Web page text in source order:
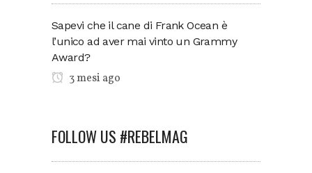
Sapevi che il cane di Frank Ocean è
l’unico ad aver mai vinto un Grammy
Award?
3 mesi ago
FOLLOW US #REBELMAG